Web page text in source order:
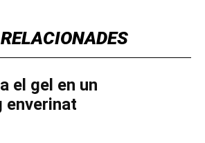
el gel en un
enverinat